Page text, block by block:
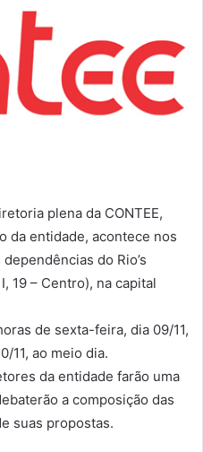
plena da CONTEE,
da entidade, acontece nos
do Rio’s
19 – Centro), na capital
de sexta-feira, dia 09/11,
11, ao meio dia.
da entidade farão uma
a composição das
suas propostas.